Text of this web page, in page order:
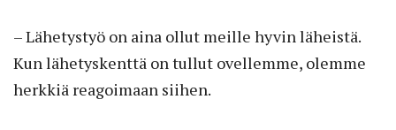
– Lähetystyö on aina ollut meille hyvin läheistä.
Kun lähetyskenttä on tullut ovellemme, olemme
herkkiä reagoimaan siihen.